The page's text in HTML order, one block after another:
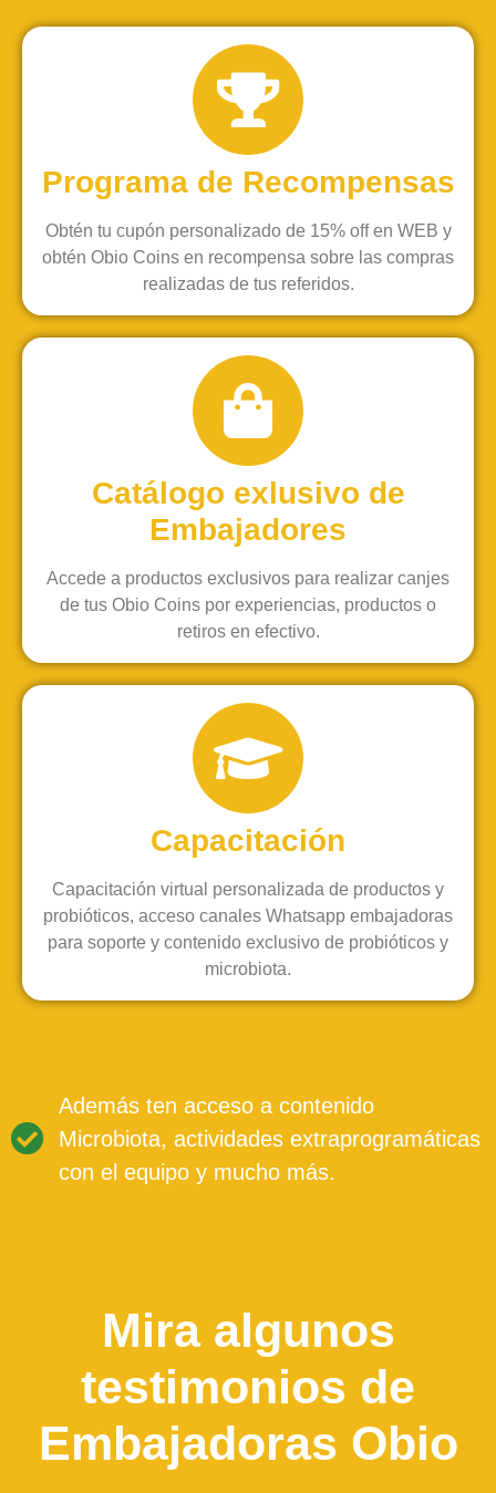
Programa de Recompensas
Obtén tu cupón personalizado de 15% off en WEB y
obtén Obio Coins en recompensa sobre las compras
realizadas de tus referidos.
Catálogo exlusivo de
Embajadores
Accede a productos exclusivos para realizar canjes
de tus Obio Coins por experiencias, productos o
retiros en efectivo.
Capacitación
Capacitación virtual personalizada de productos y
probióticos, acceso canales Whatsapp embajadoras
para soporte y contenido exclusivo de probióticos y
microbiota.
Además ten acceso a contenido
Microbiota, actividades extraprogramáticas
con el equipo y mucho más.
Mira algunos
testimonios de
Embajadoras Obio